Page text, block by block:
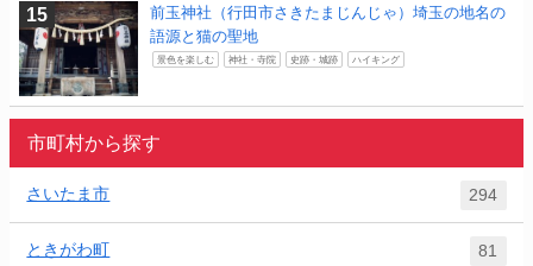
前玉神社（行田市さきたまじんじゃ）埼玉の地名の
語源と猫の聖地
景色を楽しむ 神社・寺院 史跡・城跡 ハイキング
市町村から探す
さいたま市 294
ときがわ町 81